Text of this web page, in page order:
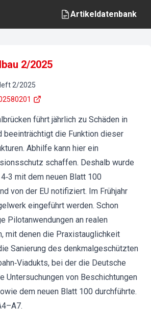
Artikeldatenbank
2/2025
2/2025
führt jährlich zu Schäden in
beeinträchtigt die Funktion dieser
Abhilfe kann hier ein
schaffen. Deshalb wurde
mit dem neuen Blatt 100
von der EU notifiziert. Im Frühjahr
eingeführt werden. Schon
Pilotanwendungen an realen
mit denen die Praxistauglichkeit
Sanierung des denkmalgeschützten
bei der die Deutsche
Untersuchungen von Beschichtungen
dem neuen Blatt 100 durchführte.